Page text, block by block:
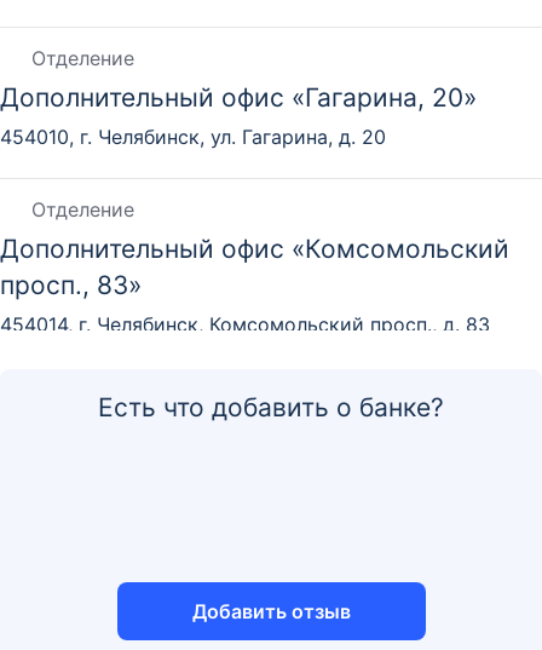
Отделение
Дополнительный офис «Гагарина, 20»
454010, г. Челябинск, ул. Гагарина, д. 20
Отделение
Дополнительный офис «Комсомольский
просп., 83»
454014, г. Челябинск, Комсомольский просп., д. 83
Отделение
Дополнительный офис «Мира, 49»
457040, Челябинская обл., г. Южноуральск, ул. Мира,
Есть что добавить о банке?
Добавить отзыв